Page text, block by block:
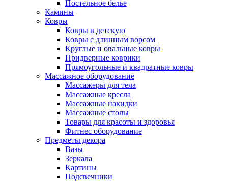
Постельное белье
Камины
Ковры
Ковры в детскую
Ковры с длинным ворсом
Круглые и овальные ковры
Придверные коврики
Прямоугольные и квадратные ковры
Массажное оборудование
Массажеры для тела
Массажные кресла
Массажные накидки
Массажные столы
Товары для красоты и здоровья
Фитнес оборудование
Предметы декора
Вазы
Зеркала
Картины
Подсвечники